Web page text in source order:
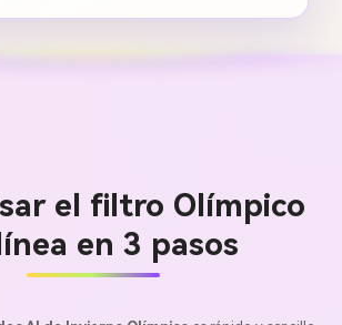
el filtro Olímpico
en 3 pasos